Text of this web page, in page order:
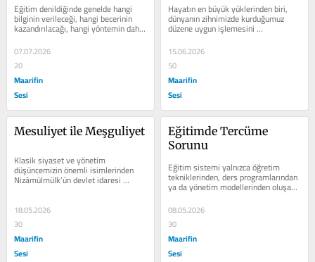
Eğitim denildiğinde genelde hangi
bilginin verileceği, hangi becerinin
kazandırılacağı, hangi yöntemin daha
etkili olduğu...
07.07.2026
20
Maarifin
Sesi
Hayatın en büyük yüklerinden biri,
dünyanın zihnimizde kurduğumuz
düzene uygun işlemesini
beklemektir. İnsanı yoran çoğu
zaman olaylar...
15.06.2026
50
Maarifin
Sesi
Mesuliyet ile Meşguliyet
Klasik siyaset ve yönetim
düşüncemizin önemli isimlerinden
Nizâmülmülk’ün devlet idaresi
18.05.2026
30
Maarifin
Sesi
Eğitimde Tercüme
Sorunu
Eğitim sistemi yalnızca öğretim
tekniklerinden, ders programlarından
ya da yönetim modellerinden oluşan
mekanik bir düzenek değildir....
08.05.2026
30
Maarifin
Sesi